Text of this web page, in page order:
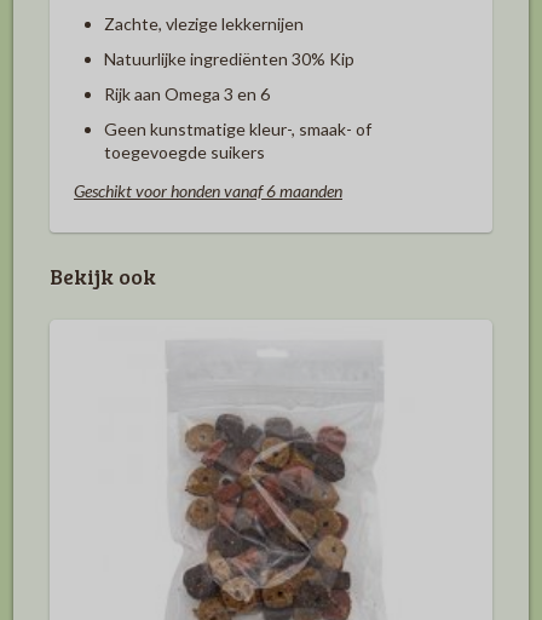
Zachte, vlezige lekkernijen
Natuurlijke ingrediënten 30% Kip
Rijk aan Omega 3 en 6
Geen kunstmatige kleur-, smaak- of
toegevoegde suikers
Geschikt voor honden vanaf 6 maanden
Bekijk ook